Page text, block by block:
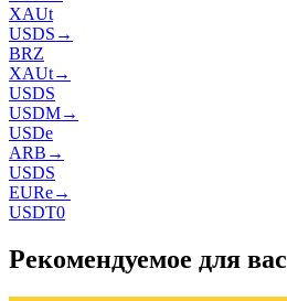
XAUt
USDS →
BRZ
XAUt→
USDS
USDM→
USDe
ARB →
USDS
EURe→
USDT0
Рекомендуемое для вас